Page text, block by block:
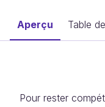
Aperçu Table
Pour rester